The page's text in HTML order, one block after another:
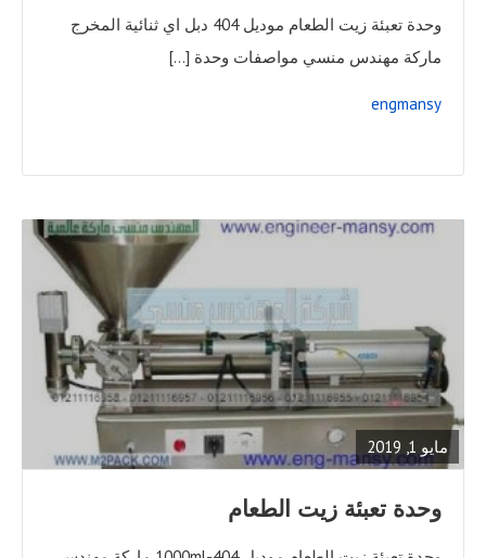
وحدة تعبئة زيت الطعام موديل 404 دبل اي ثنائية المخرج
ماركة مهندس منسي مواصفات وحدة […]
engmansy
مايو 1, 2019
READ
FULL
POST
وحدة تعبئة زيت الطعام